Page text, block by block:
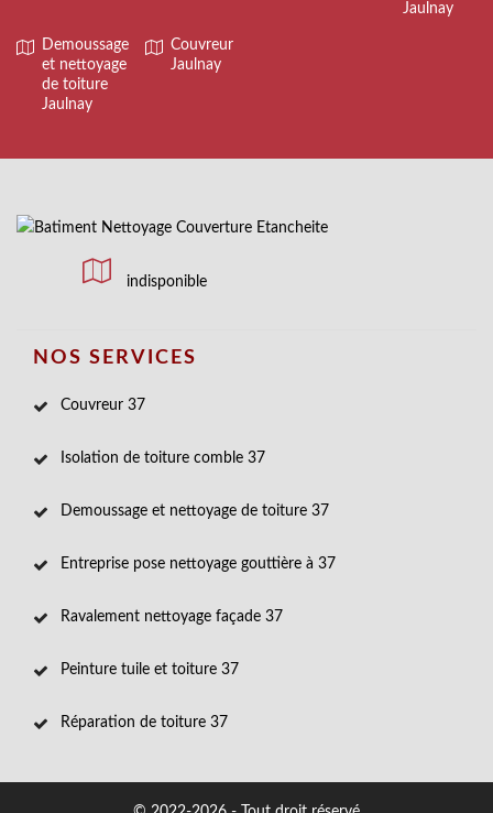
Jaulnay
Demoussage
et nettoyage
de toiture
Jaulnay
Couvreur
Jaulnay
indisponible
NOS SERVICES
Couvreur 37
Isolation de toiture comble 37
Demoussage et nettoyage de toiture 37
Entreprise pose nettoyage gouttière à 37
Ravalement nettoyage façade 37
Peinture tuile et toiture 37
Réparation de toiture 37